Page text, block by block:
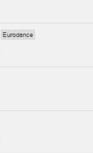
Eurodance